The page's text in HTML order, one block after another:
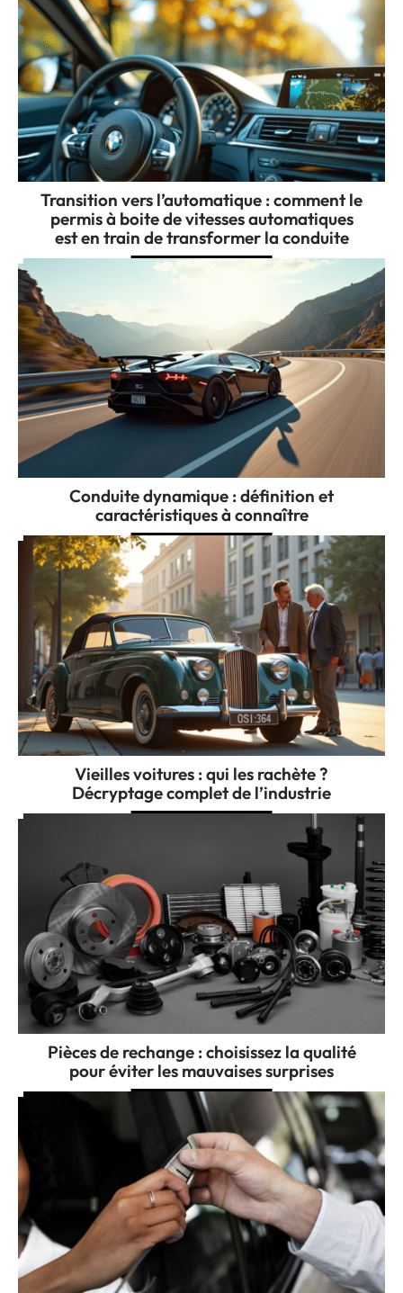
Transition vers l’automatique : comment le
permis à boite de vitesses automatiques
est en train de transformer la conduite
Conduite dynamique : définition et
caractéristiques à connaître
Vieilles voitures : qui les rachète ?
Décryptage complet de l’industrie
Pièces de rechange : choisissez la qualité
pour éviter les mauvaises surprises